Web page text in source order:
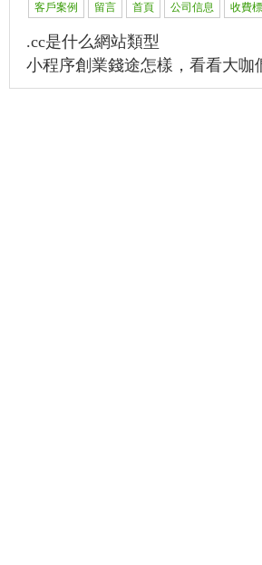
客戶案例 留言 首頁 公司信息 收費
.cc是什么網站類型
小程序創業錢途怎樣，看看大咖